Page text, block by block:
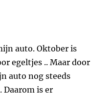
auto. Oktober is
egeltjes .. Maar door
auto nog steeds
Daarom is er